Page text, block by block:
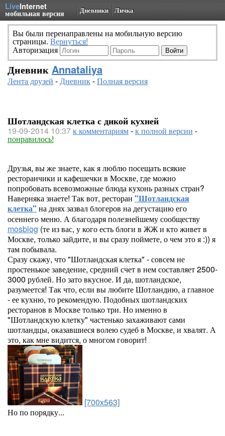
LiveInternet
мобильная версия Дневники Личка
Вы были перенаправлены на мобильную версию
страницы. Вернуться!
Авторизация
Дневник Annataliya
Лента друзей -Дневник-Полная версия
Шотландская клетка с дикой кухней
19-09-2014 10:37к комментариям-к полной версии -
понравилось!
Друзья, вы же знаете, как я люблю посещать всякие
ресторанчики и кафешечки в Москве, где можно
попробовать всевозможные блюда кухонь разных стран?
Наверняка знаете! Так вот, ресторан "Шотландская
клетка" на днях зазвал блогеров на дегустацию его
осеннего меню. А благодаря полезнейшему сообществу
mosblog (те из вас, у кого есть блоги в ЖЖ и кто живет в
Москве, только зайдите, и вы сразу поймете, о чем это я :)) я
там побывала.
Сразу скажу, что "Шотландская клетка" - совсем не
простенькое заведение, средний счет в нем составляет 2500-
3000 рублей. Но зато вкусное. И да, шотландское,
разумеется! Так что, если вы любите Шотландию, а главное
- ее кухню, то рекомендую. Подобных шотландских
ресторанов в Москве только три. Но именно в
"Шотландскую клетку" частенько захаживают сами
шотландцы, оказавшиеся волею судеб в Москве, и хвалят. А
это, как мне видится, о многом говорит!
[700x563]
Но по порядку...